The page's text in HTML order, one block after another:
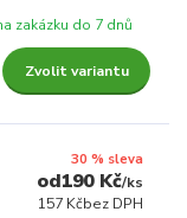
zakázku do 7 dnů
Zvolit variantu
30 % sleva
190 Kč/ks
157 Kčbez DPH